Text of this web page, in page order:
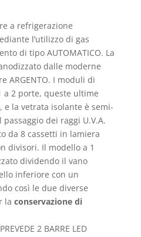
a refrigerazione
l’utilizzo di gas
di tipo AUTOMATICO. La
dalle moderne
ARGENTO. I moduli di
a 2 porte, queste ultime
la vetrata isolante è semi-
dei raggi U.V.A.
da 8 cassetti in lamiera
divisori. Il modello a 1
dividendo il vano
inferiore con un
così le due diverse
la conservazione di
2 BARRE LED